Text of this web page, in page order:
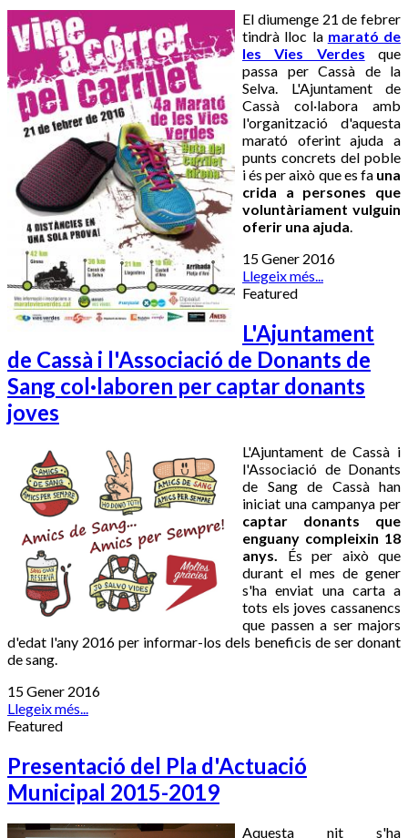
El diumenge 21 de febrer
tindrà lloc la marató de
les Vies Verdes que
passa per Cassà de la
Selva. L'Ajuntament de
Cassà col·labora amb
l'organització d'aquesta
marató oferint ajuda a
punts concrets del poble
i és per això que es fa una
crida a persones que
voluntàriament vulguin
oferir una ajuda
15 Gener 2016
Llegeix més...
Featured
L'Ajuntament
de Cassà i l'Associació de Donants de
Sang col·laboren per captar donants
joves
L'Ajuntament de Cassà i
l'Associació de Donants
de Sang de Cassà han
iniciat una campanya per
captar donants que
enguany compleixin 18
anys. És per això que
durant el mes de gener
s'ha enviat una carta a
tots els joves cassanencs
que passen a ser majors
d'edat l'any 2016 per informar-los dels beneficis de ser donant
de sang.
15 Gener 2016
Llegeix més...
Featured
Presentació del Pla d'Actuació
Municipal 2015-2019
Aquesta nit s'ha